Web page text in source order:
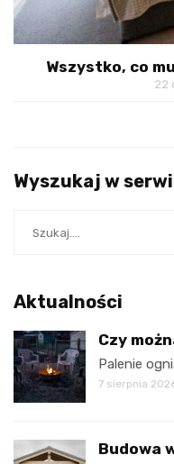
Wszystko, co
22
Wyszukaj w
Aktualności
Czy
Palenie
7 sierpnia
Budowa